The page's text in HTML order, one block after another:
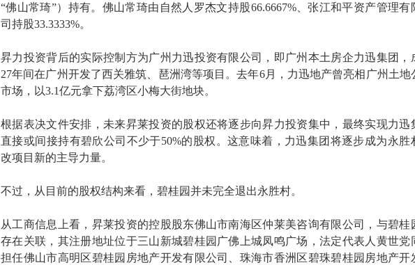
“佛山常琦”）持有。佛山常琦由自然人罗杰文持股66.6667%、张江和平资产管理有
司持股33.3333%。
昇力投资背后的实际控制方为广州力迅投资有限公司，即广州本土房企力迅集团，
27年间在广州开发了‌西关雅筑、琶洲湾‌等项目。去年6月，力迅地产曾亮相广州土地
市场，以3.1亿元拿下荔湾区小梅大街地块。
根据表决文件安排，未来昇莱投资的股权还将逐步向昇力投资集中，最终实现力迅
直接或间接持有碧欣公司不少于50%的股权。这意味着，力迅集团将逐步成为永胜
改项目新的主导力量。
不过，从目前的股权结构来看，碧桂园并未完全退出永胜村。
从工商信息上看，昇莱投资的控股股东佛山市南海区仲莱美咨询有限公司，与碧桂
存在关联，其注册地址位于三山新城碧桂园广佛上城凤鸣广场，法定代表人黄世党
担任佛山市高明区碧桂园房地产开发有限公司、珠海市香洲区碧珠碧桂园房地产开